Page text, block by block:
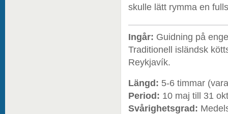
skulle lätt rymma en
Ingår: Guidning på
Traditionell isländsk
Reykjavík.
Längd: 5-6 timmar
Period: 10 maj till 31
Svårighetsgrad: